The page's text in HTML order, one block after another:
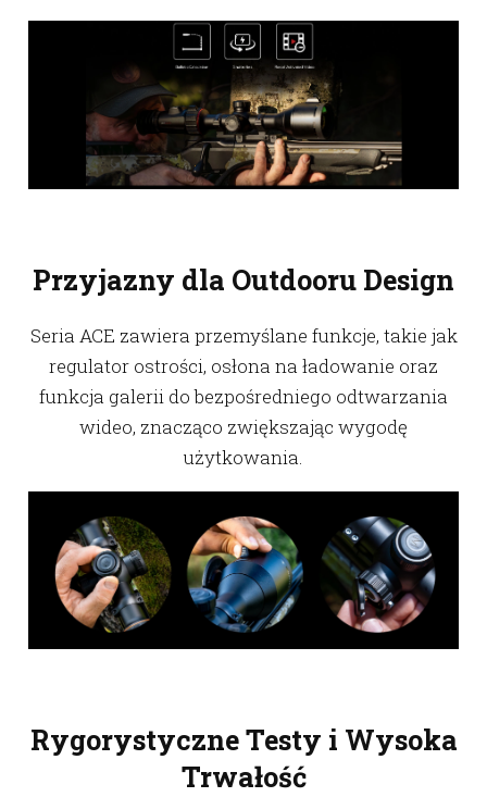
Przyjazny dla Outdooru Design
Seria ACE zawiera przemyślane funkcje, takie jak
regulator ostrości, osłona na ładowanie oraz
funkcja galerii do bezpośredniego odtwarzania
wideo, znacząco zwiększając wygodę
użytkowania.
Rygorystyczne Testy i Wysoka
Trwałość